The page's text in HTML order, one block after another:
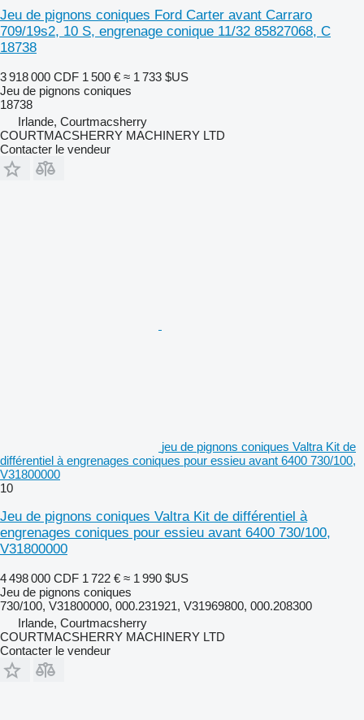
Jeu de pignons coniques Ford Carter avant Carraro
709/19s2, 10 S, engrenage conique 11/32 85827068, C
18738
3 918 000 CDF 1 500 € ≈ 1 733 $US
Jeu de pignons coniques
18738
Irlande, Courtmacsherry
COURTMACSHERRY MACHINERY LTD
Contacter le vendeur
jeu de pignons coniques Valtra Kit de
différentiel à engrenages coniques pour essieu avant 6400 730/100,
V31800000
10
Jeu de pignons coniques Valtra Kit de différentiel à
engrenages coniques pour essieu avant 6400 730/100,
V31800000
4 498 000 CDF 1 722 € ≈ 1 990 $US
Jeu de pignons coniques
730/100, V31800000, 000.231921, V31969800, 000.208300
Irlande, Courtmacsherry
COURTMACSHERRY MACHINERY LTD
Contacter le vendeur